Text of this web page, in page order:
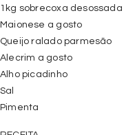
1kg sobrecoxa desossada
Maionese a gosto
Queijo ralado parmesão
Alecrim a gosto
Alho picadinho
Sal
Pimenta